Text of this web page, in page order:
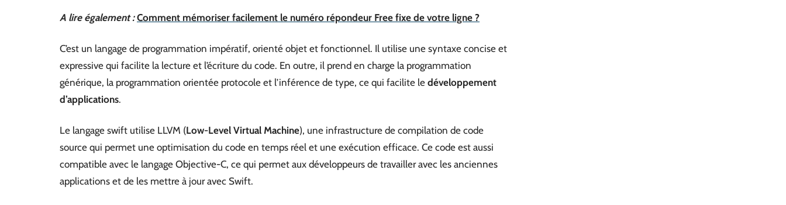
A lire également : Comment mémoriser facilement le numéro répondeur Free fixe de votre ligne ?
C’est un langage de programmation impératif, orienté objet et fonctionnel. Il utilise une syntaxe concise et
expressive qui facilite la lecture et l’écriture du code. En outre, il prend en charge la programmation
générique, la programmation orientée protocole et l’inférence de type, ce qui facilite le développement
d’applications.
Le langage swift utilise LLVM (Low-Level Virtual Machine), une infrastructure de compilation de code
source qui permet une optimisation du code en temps réel et une exécution efficace. Ce code est aussi
compatible avec le langage Objective-C, ce qui permet aux développeurs de travailler avec les anciennes
applications et de les mettre à jour avec Swift.